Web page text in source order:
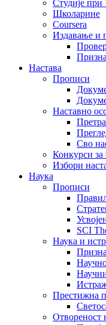
Студије при
Школарине
Coursera
Издавање и
Настава
Прописи
Наставно
Сво
Конкурси за
Избори
Наука
Прописи
SCI
Наука и
Престижна
Отвореност